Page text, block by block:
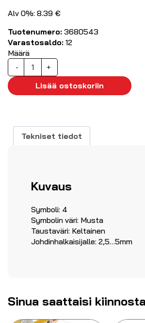
Alv 0%: 8.39 €
Tuotenumero: 3680543
Varastosaldo: 12
Määrä
-
Kaapelimerkki
'4',
500kpl
ø2.5...5mm
+
Lisää ostoskoriin
Tekniset tiedot
Kuvaus
Symboli: 4
Symbolin väri: Musta
Taustaväri: Keltainen
Johdinhalkaisijalle: 2,5…5mm
Sinua saattaisi